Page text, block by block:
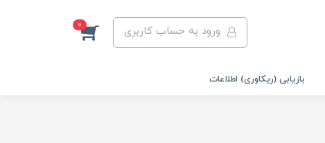
ورود به حساب کاربری 0
بازیابی (ریکاوری) اطلاعات